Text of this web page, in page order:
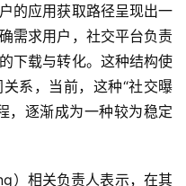
的应用获取路径呈现出一
需求用户，社交平台负责
下载与转化。这种结构使
系，当前，这种“社交曝
逐渐成为一种较为稳定
）相关负责人表示，在其